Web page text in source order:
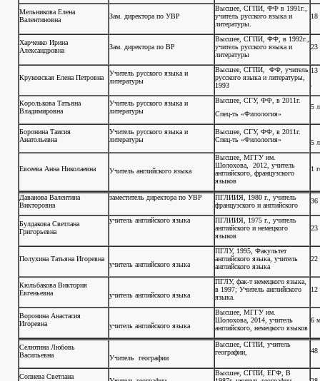
Мельникова Елена
Валентиновна
Зам. директора по УВР
Высшее, СГПИ, ФФ в 1991г.,
учитель русского языка и
литературы.
18
Харченко Ирина
Александровна
Зам. директора по ВР
Высшее, СГПИ, ФФ, в 1992г.,
учитель русского языка и
литературы
23
Круковская Елена Петровна
Учитель русского языка и
литературы
Высшее, СГПИ, ФФ, учитель
русского языка и литературы,
1993
13
Королькова Татьяна
Владимировна
Учитель русского языка и
литературы
Высшее, СГУ, ФФ, в 2011г.
Спец-ть «Филология»
5
Боронина Таисия
Анатольевна
Учитель русского языка и
литературы
Высшее, СГУ, ФФ, в 2011г.
Спец-ть «Филология»
5
Евсеева Анна Николаевна Учитель английского языка
Высшее, МГГУ им.
Шолохова, 2012, учитель
английского, французского
языков
1
Даванова Валентина
Викторовна
заместитель директора по УВР
ПГЛИИЯ, 1980 г., учитель
французского и английского
36
Булдакова Светлана
Григорьевна
учитель английского языка
ПГЛИИЯ, 1975 г., учитель
английского и немецкого
языков
23
Полухина Татьяна Игоревна
учитель английского языка
ПГЛУ, 1995, Факультет
английского языка, учитель
английского языка
22
Кюльбакова Виктория
Евгеньевна
учитель английского языка
ПГЛУ, фак-т немецкого языка,
в 1997; Учитель английского
языка.
12
Воронина Анастасия
Игоревна
учитель английского языка
Высшее, МГГУ им.
Шолохова, 2014, учитель
английского, немецкого языков
6
Селютина Любовь
Васильевна
Учитель географии
Высшее, СГПИ, учитель
географии,
48
Сопнева Светлана
Высшее, СГПИ, ЕГФ, В